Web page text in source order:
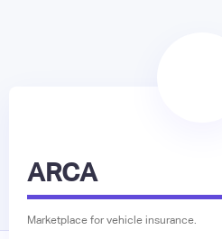
ARCA
Marketplace for vehicle insurance.